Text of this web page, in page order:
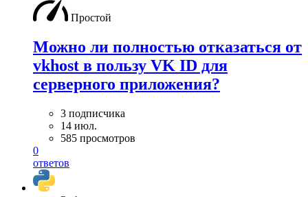
Простой
Можно ли полностью отказаться от
vkhost в пользу VK ID для
серверного приложения?
3 подписчика
14 июл.
585 просмотров
0
ответов